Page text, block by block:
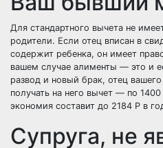
Для стандартного вычета не
родители. Если отец вписан в
содержит ребенка, он имеет
вашем случае алименты — это и
развод и новый брак, отец
получать на него вычет — по 1400
экономия составит до 2184 Р в
Cупруга, не